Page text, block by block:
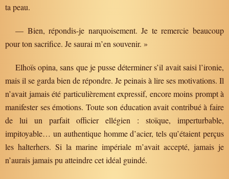
ta peau.
— Bien, répondis-je narquoisement. Je te remercie beaucoup
pour ton sacrifice. Je saurai m’en souvenir. »
Elhoïs opina, sans que je pusse déterminer s’il avait saisi l’ironie,
mais il se garda bien de répondre. Je peinais à lire ses motivations. Il
n’avait jamais été particulièrement expressif, encore moins prompt à
manifester ses émotions. Toute son éducation avait contribué à faire
de lui un parfait officier ellégien : stoïque, imperturbable,
impitoyable… un authentique homme d’acier, tels qu’étaient perçus
les halterhers. Si la marine impériale m’avait accepté, jamais je
n’aurais jamais pu atteindre cet idéal guindé.